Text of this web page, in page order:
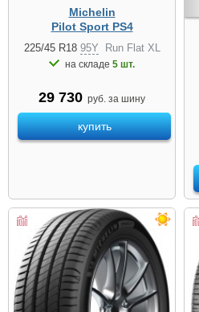
Michelin
Pilot Sport PS4
225/45 R18 95Y Run Flat XL
на складе 5 шт.
29 730 руб. за шину
купить